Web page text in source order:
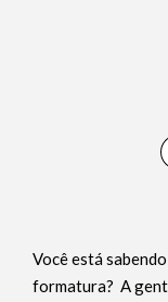
Você está
formatura? A